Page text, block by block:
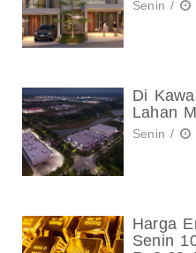
Senin /
Di
Lahan
Senin /
Harga
Senin